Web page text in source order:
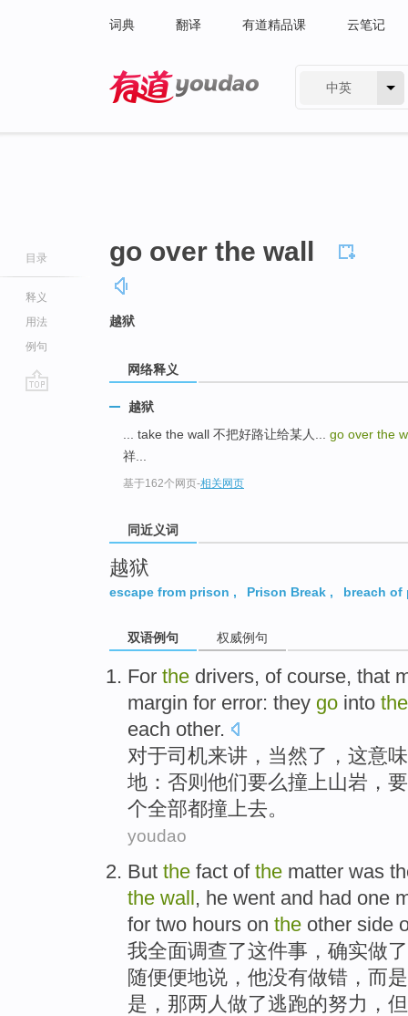
词典 翻译 有道精品课 云笔记
中英
目录
释义
用法
例句
go over the wall
越狱
网络释义
越狱
... take the wall 不把好路让给某人... go over the
祥...
基于162个网页-相关网页
同近义词
越狱
escape from prison , Prison Break , breach of
双语例句 权威例句
For the drivers, of course, that
margin for error: they go into
each other.
对于司机来讲， 当然了， 这意
地： 否则 他们要么撞上山岩，
个全部都撞上去。
youdao
But the fact of the matter was
the wall, he went and had one
for two hours on the other side
我全面调查了这件事，确实做
随便便地说， 他没有做错， 而是
是 ， 那两 人 做了逃跑的努力 ，